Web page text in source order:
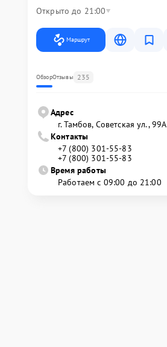
Открыто до 21:00
Маршрут
ОбзорОтзывы 235
Адрес
г. Тамбов, Советская ул., 99А
Контакты
+7 (800) 301-55-83
+7 (800) 301-55-83
Время работы
Работаем с 09:00 до 21:00